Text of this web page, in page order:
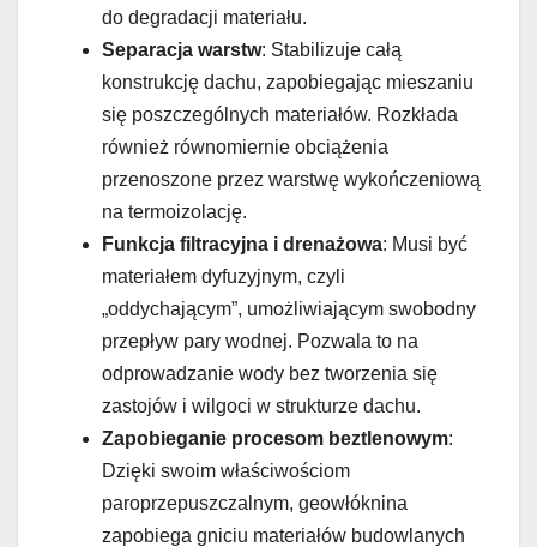
do degradacji materiału.
Separacja warstw: Stabilizuje całą
konstrukcję dachu, zapobiegając mieszaniu
się poszczególnych materiałów. Rozkłada
również równomiernie obciążenia
przenoszone przez warstwę wykończeniową
na termoizolację.
Funkcja filtracyjna i drenażowa: Musi być
materiałem dyfuzyjnym, czyli
„oddychającym”, umożliwiającym swobodny
przepływ pary wodnej. Pozwala to na
odprowadzanie wody bez tworzenia się
zastojów i wilgoci w strukturze dachu.
Zapobieganie procesom beztlenowym:
Dzięki swoim właściwościom
paroprzepuszczalnym, geowłóknina
zapobiega gniciu materiałów budowlanych